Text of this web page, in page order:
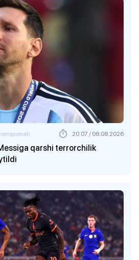
qarshi terrorchilik
20:07 / 08.08.2026